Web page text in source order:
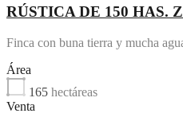
RÚSTICA DE 150 HAS.
Finca con buna tierra y mucha
Área
165 hectáreas
Venta